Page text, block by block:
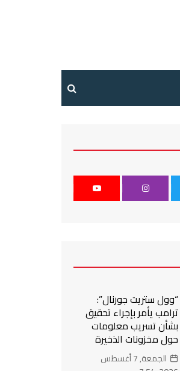
“وول ستريت جورنال”:
ترامب يأمر بإجراء تحقيق
بشأن تسريب معلومات
حول مخزونات الذخيرة
الجمعة, 7 أغسطس